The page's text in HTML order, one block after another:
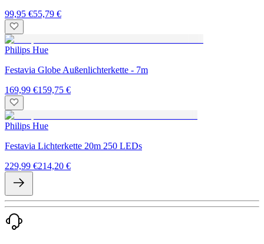
99,95 €55,79 €
Philips Hue
Festavia Globe Außenlichterkette - 7m
169,99 €159,75 €
Philips Hue
Festavia Lichterkette 20m 250 LEDs
229,99 €214,20 €